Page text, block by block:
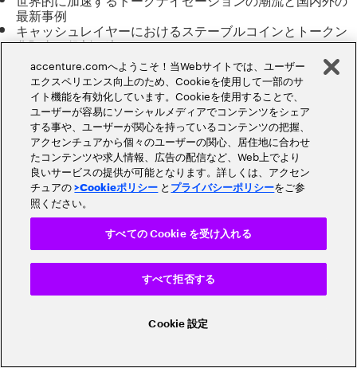
最新事例
キャッシュレイヤーにおけるステーブルコインとトークン
化預金の役割の違い
金融機関がトークン化預金を戦略的に位置づける理由
今後の展望と金融機関への影響・インプリケーション
ディーカレットDCP社における直近の取り組みと今後の展
トークン化ビジネスの世界的潮流を紐解く。トークン化預金と
ステーブルコインが切り拓く決済の未来 | 金融サービスブログ
講演者（1）
株式会社ディーカレットDCP 取締役 副社長執行役員 COO
カード会社の取締役を歴任後、2017年にMJS子会社であるMJS
accenture.comへようこそ！当Webサイトでは、ユーザー
エクスペリエンス向上のため、Cookieを使用して一部のサ
イト機能を有効化しています。Cookieを使用することで、
ユーザーが容易にソーシャルメディアでコンテンツをシェア
する事や、ユーザーが関心を持っているコンテンツの把握、
アクセンチュアから個々のユーザーの関心、居住地に合わせ
たコンテンツや求人情報、広告の配信など、Web上でより
良いサービスの提供が可能となります。詳しくは、アクセン
チュアの>Cookieポリシー と プライバシーポリシーをご参
照ください。
Cookie 設定
すべて拒否する
すべての Cookie を受け入れる